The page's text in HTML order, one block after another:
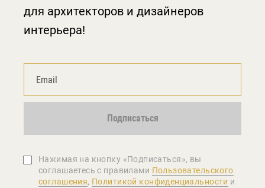
для архитекторов и дизайнеров
интерьера!
Подписаться
Нажимая на кнопку «Подписаться», вы
соглашаетеcь с правилами Пользовательского
соглашения, Политикой конфиденциальности и